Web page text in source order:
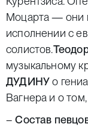
Моцарта — они
исполнении с
солистов.
музыкальному
ДУДИНУо
Вагнера и о
–Состав